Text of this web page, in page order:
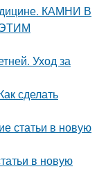
КАМНИ В
Уход за
сделать
статьи в новую
в новую